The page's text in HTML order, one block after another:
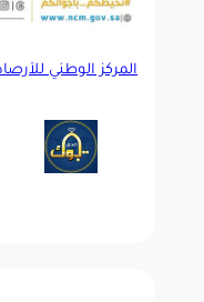
المركز الوطني